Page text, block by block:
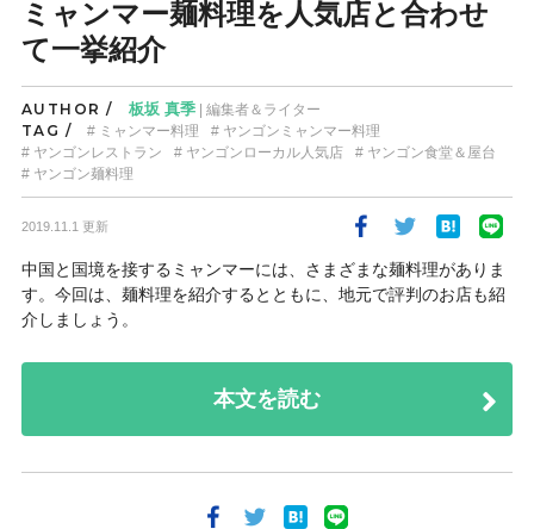
ミャンマー麺料理を人気店と合わせ
て一挙紹介
AUTHOR / 板坂 真季| 編集者＆ライター
TAG / ミャンマー料理
ヤンゴンミャンマー料理
ヤンゴンレストラン
ヤンゴンローカル人気店
ヤンゴン食堂＆屋台
ヤンゴン麺料理
2019.11.1 更新
中国と国境を接するミャンマーには、さまざまな麺料理がありま
す。今回は、麺料理を紹介するとともに、地元で評判のお店も紹
介しましょう。
本文を読む